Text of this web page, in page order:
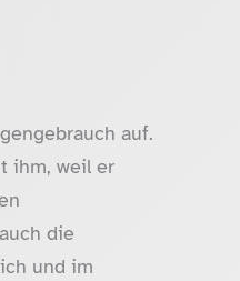
auf.
ihm, weil er
die
und im